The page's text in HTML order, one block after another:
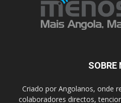
SOBRE
Criado por Angolanos, onde
colaboradores directos,